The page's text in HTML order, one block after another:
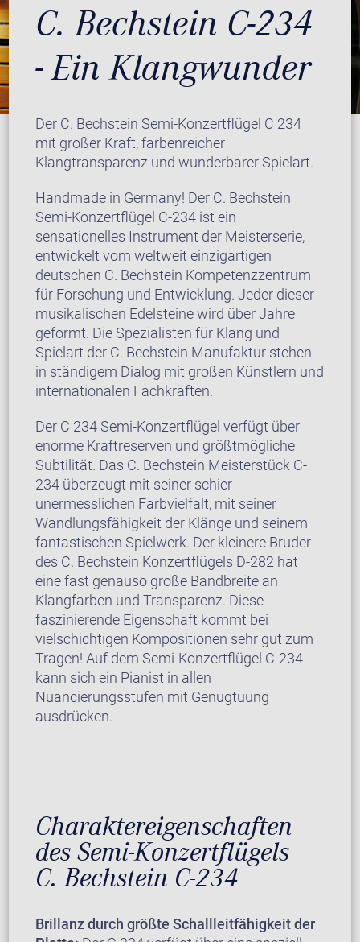
C. Bechstein C-234
- Ein Klangwunder
Der C. Bechstein Semi-Konzertflügel C 234
mit großer Kraft, farbenreicher
Klangtransparenz und wunderbarer Spielart.
Handmade in Germany! Der C. Bechstein
Semi-Konzertflügel C-234 ist ein
sensationelles Instrument der Meisterserie,
entwickelt vom weltweit einzigartigen
deutschen C. Bechstein Kompetenzzentrum
für Forschung und Entwicklung. Jeder dieser
musikalischen Edelsteine wird über Jahre
geformt. Die Spezialisten für Klang und
Spielart der C. Bechstein Manufaktur stehen
in ständigem Dialog mit großen Künstlern und
internationalen Fachkräften.
Der C 234 Semi-Konzertflügel verfügt über
enorme Kraftreserven und größtmögliche
Subtilität. Das C. Bechstein Meisterstück C-
234 überzeugt mit seiner schier
unermesslichen Farbvielfalt, mit seiner
Wandlungsfähigkeit der Klänge und seinem
fantastischen Spielwerk. Der kleinere Bruder
des C. Bechstein Konzertflügels D-282 hat
eine fast genauso große Bandbreite an
Klangfarben und Transparenz. Diese
faszinierende Eigenschaft kommt bei
vielschichtigen Kompositionen sehr gut zum
Tragen! Auf dem Semi-Konzertflügel C-234
kann sich ein Pianist in allen
Nuancierungsstufen mit Genugtuung
ausdrücken.
Charaktereigenschaften
des Semi-Konzertflügels
C. Bechstein C-234
Brillanz durch größte Schallleitfähigkeit der